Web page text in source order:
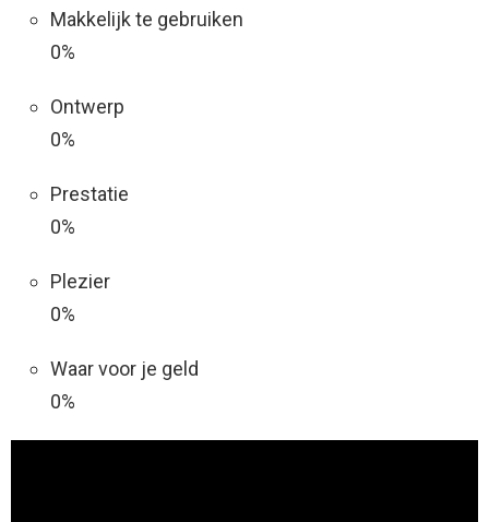
Makkelijk te gebruiken
0%
Ontwerp
0%
Prestatie
0%
Plezier
0%
Waar voor je geld
0%